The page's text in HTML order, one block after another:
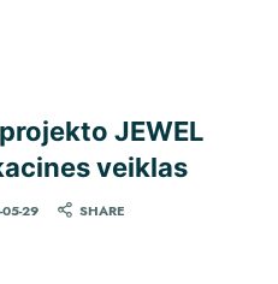
JEWEL
veiklas
29 SHARE